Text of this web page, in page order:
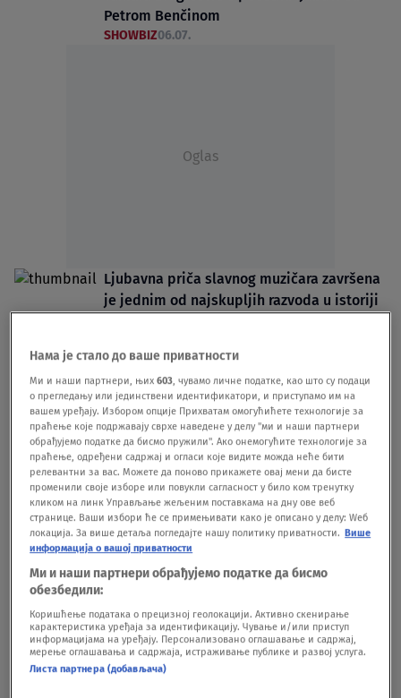
Petrom Benčinom
SHOWBIZ06.07.
Oglas
Ljubavna priča slavnog muzičara završena
je jednim od najskupljih razvoda u istoriji
onda je jedan susret doneo novi početak:
Kako su venčanje Emili Blant i film "Đavo
nosi Pradu" promenili život Stenlija Tučija
SHOWBIZ16.05.
Najlepšu holivudsku ljubavnu priču
prekinula je neverovatna tragedija
SUDBINE16.05.
Нама је стало до ваше приватности
Ми и наши партнери, њих603, чувамо личне податке, као што су подаци
о прегледању или јединствени идентификатори, и приступамо им на
вашем уређају. Избором опције Прихватам омогућићете технологије за
праћење које подржавају сврхе наведене у делу "ми и наши партнери
обрађујемо податке да бисмо пружили". Ако онемогућите технологије за
праћење, одређени садржај и огласи које видите можда неће бити
релевантни за вас. Можете да поново прикажете овај мени да бисте
променили своје изборе или повукли сагласност у било ком тренутку
кликом на линк Управљање жељеним поставкама на дну ове веб
странице. Ваши избори ће се примењивати како је описано у делу: Wеб
локација. За више детаља погледајте нашу политику приватности. Више
информација о вашој приватности
Ми и наши партнери обрађујемо податке да бисмо
обезбедили:
Коришћење података о прецизној геолокацији. Активно скенирање
карактеристика уређаја за идентификацију. Чување и/или приступ
информацијама на уређају. Персонализовано оглашавање и садржај,
мерење оглашавања и садржаја, истраживање публике и развој услуга.
Листа партнера (добављача)